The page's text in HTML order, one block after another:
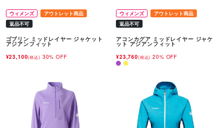
ウィメンズ
アウトレット商品
返品不可
ゴブリン ミッドレイヤー ジャケット
アジアンフィット
¥23,100(税込) 30% OFF
ウィメンズ
アウトレット商品
返品不可
アコンカグア ミッドレイヤー ジャケ
ット アジアンフィット
¥23,760(税込) 20% OFF